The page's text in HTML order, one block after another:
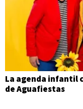
La agenda infantil
de Aguafiestas